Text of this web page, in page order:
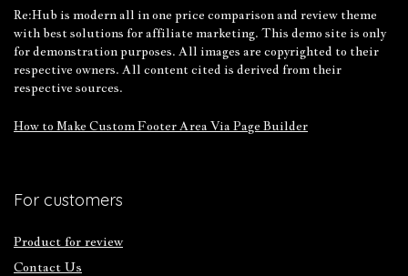
Re:Hub is modern all in one price comparison and review theme
with best solutions for affiliate marketing. This demo site is only
for demonstration purposes. All images are copyrighted to their
respective owners. All content cited is derived from their
respective sources.
How to Make Custom Footer Area Via Page Builder
For customers
Product for review
Contact Us